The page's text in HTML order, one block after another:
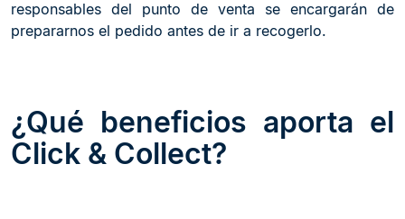
responsables del punto de venta se encargarán de
prepararnos el pedido antes de ir a recogerlo.
¿Qué beneficios aporta el
Click & Collect?